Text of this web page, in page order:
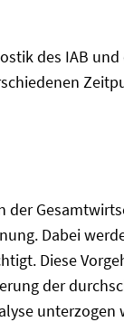
des IAB
der
Dabei
Diese
der